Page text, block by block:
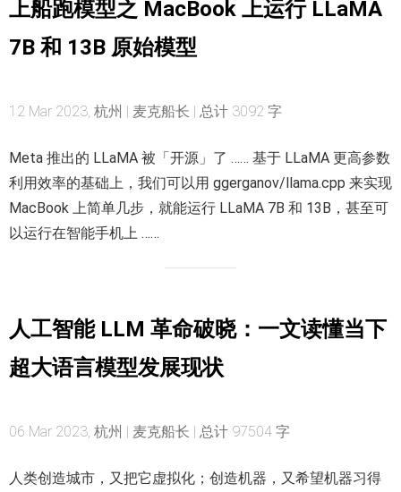
上船跑模型之 MacBook 上运行 LLaMA
7B 和 13B 原始模型
12 Mar 2023, 杭州 | 麦克船长 | 总计 3092 字
Meta 推出的 LLaMA 被「开源」了 …… 基于 LLaMA 更高参数
利用效率的基础上，我们可以用 ggerganov/llama.cpp 来实现
MacBook 上简单几步，就能运行 LLaMA 7B 和 13B，甚至可
以运行在智能手机上 ……
人工智能 LLM 革命破晓：一文读懂当下
超大语言模型发展现状
06 Mar 2023, 杭州 | 麦克船长 | 总计 97504 字
人类创造城市，又把它虚拟化；创造机器，又希望机器习得